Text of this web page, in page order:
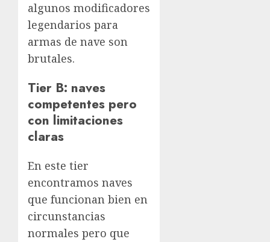
algunos modificadores
legendarios para
armas de nave son
brutales.
Tier B: naves
competentes pero
con limitaciones
claras
En este tier
encontramos naves
que funcionan bien en
circunstancias
normales pero que